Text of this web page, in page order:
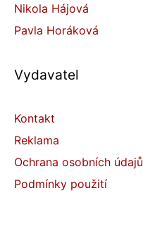
Nikola Hájová
Pavla Horáková
Vydavatel
Kontakt
Reklama
Ochrana osobních údajů
Podmínky použití